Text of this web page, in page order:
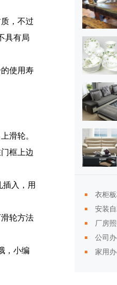
，不过
具有局
使用寿
滑轮。
框上边
入，用
轮方法
，小编
衣柜